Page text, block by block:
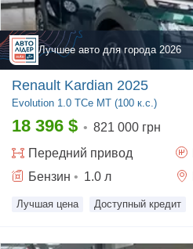
Лучшее авто для города 2026
Renault Kardian 2025
Evolution 1.0 TCe MT (100 к.с.)
18 396 $ • 821 000 грн
Передний привод
Бензин • 1.0 л
Лучшая цена Доступный кредит